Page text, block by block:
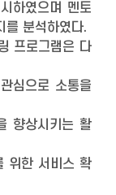
하였으며 멘토
를 분석하였다.
프로그램은 다
심으로 소통을
향상시키는 활
위한 서비스 확